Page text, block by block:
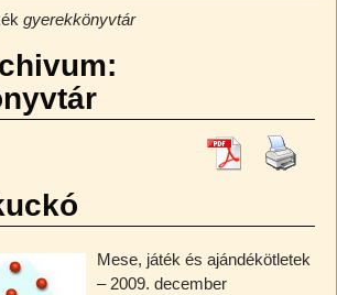
gyerekkönyvtár
Mese, játék és ajándékötletek
– 2009. december